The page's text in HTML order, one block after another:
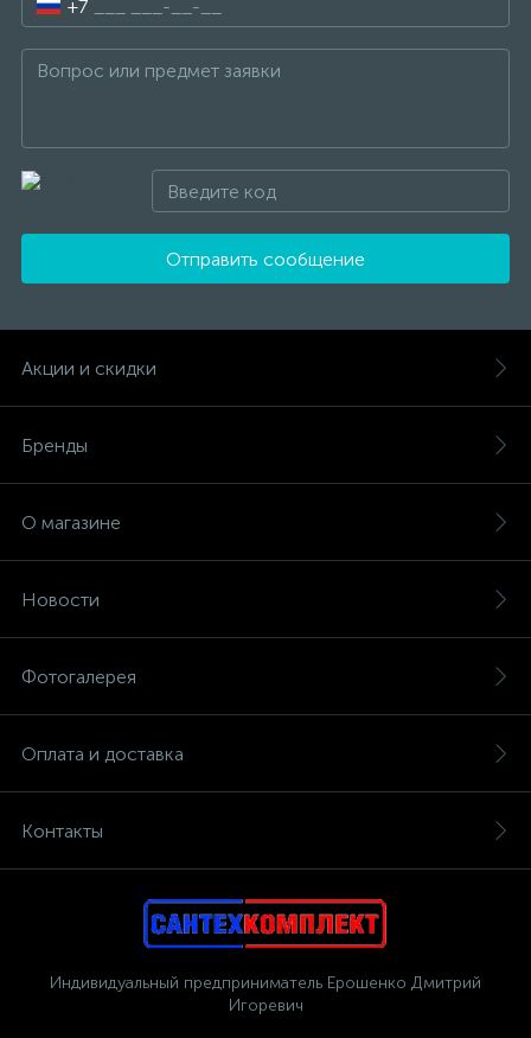
+7
Отправить сообщение
Акции и скидки
Бренды
О магазине
Новости
Фотогалерея
Оплата и доставка
Контакты
Индивидуальный предприниматель Ерошенко Дмитрий
Игоревич